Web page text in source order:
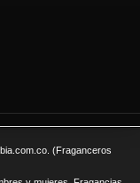
(Fraganceros